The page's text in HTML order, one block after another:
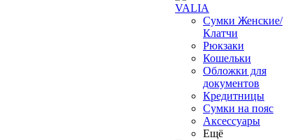
VALIA
Сумки Женские/
Клатчи
Рюкзаки
Кошельки
Обложки для
документов
Кредитницы
Сумки на пояс
Аксессуары
Ещё